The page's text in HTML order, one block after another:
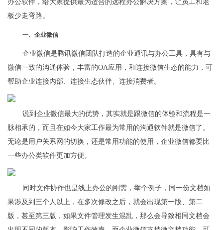
办公软件，给大家提供最为适合的远程办公解决方案，让员工和老
板少走弯路。
一、企业微信
企业微信是腾讯微信团队打造的企业通讯与办公工具，具有与
微信一致的沟通体验，丰富的OA应用，和连接微信生态的能力，可
帮助企业连接内部、连接生态伙伴、连接消费者。
说到企业微信最大的优势，其实就是跟微信的体验和流程是一
脉相承的，而且在如今大家工作最为常用的沟通软件就是微信了。
无论是用户关系网的切换，还是常用功能的使用，企业微信都要比
一些办公类软件更加方便。
同时文件协作也是线上办公的刚需，举个例子，同一份文档如
果涉及到三个人以上，在多次修改之后，就会出现第一版、第二
版，甚至第三版，如果文件管理发生混乱，那么会导致相同文档会